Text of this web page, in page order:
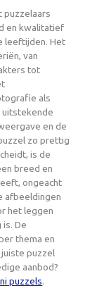
puzzelaars
en kwalitatief
leeftijden. Het
van
tot
als
uitstekende
en de
zo prettig
is de
breed en
ongeacht
afbeeldingen
het leggen
De
thema en
puzzel
aanbod?
puzzels.